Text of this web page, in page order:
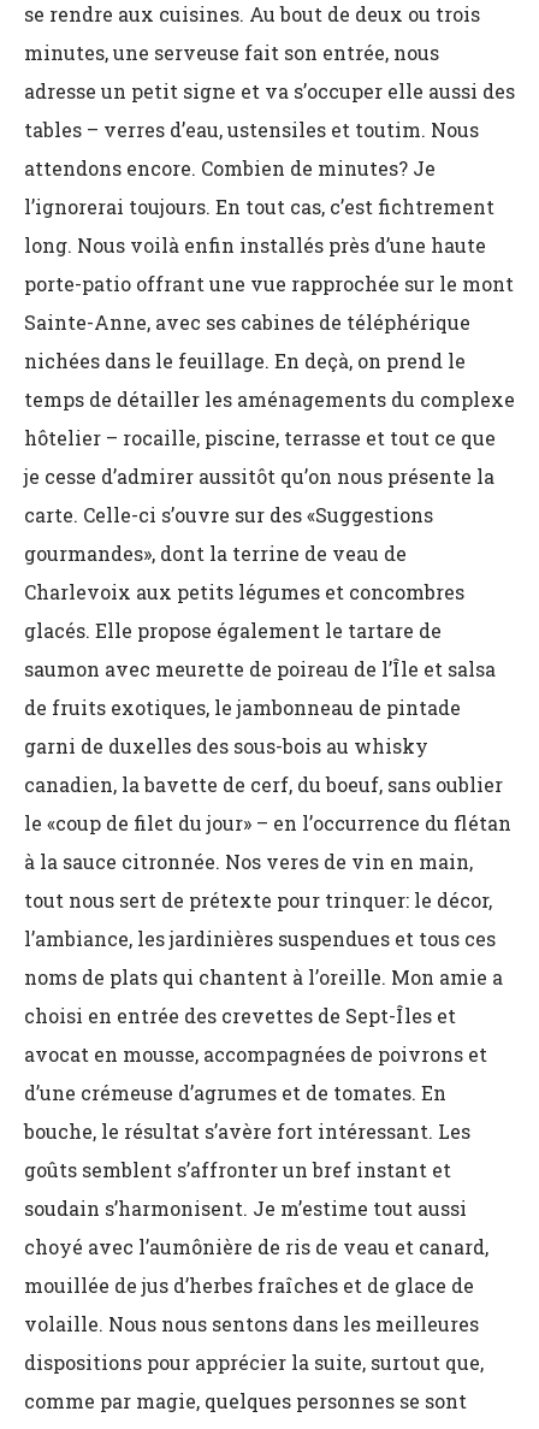
se rendre aux cuisines. Au bout de deux ou trois
minutes, une serveuse fait son entrée, nous
adresse un petit signe et va s’occuper elle aussi des
tables – verres d’eau, ustensiles et toutim. Nous
attendons encore. Combien de minutes? Je
l’ignorerai toujours. En tout cas, c’est fichtrement
long. Nous voilà enfin installés près d’une haute
porte-patio offrant une vue rapprochée sur le mont
Sainte-Anne, avec ses cabines de téléphérique
nichées dans le feuillage. En deçà, on prend le
temps de détailler les aménagements du complexe
hôtelier – rocaille, piscine, terrasse et tout ce que
je cesse d’admirer aussitôt qu’on nous présente la
carte. Celle-ci s’ouvre sur des «Suggestions
gourmandes», dont la terrine de veau de
Charlevoix aux petits légumes et concombres
glacés. Elle propose également le tartare de
saumon avec meurette de poireau de l’Île et salsa
de fruits exotiques, le jambonneau de pintade
garni de duxelles des sous-bois au whisky
canadien, la bavette de cerf, du boeuf, sans oublier
le «coup de filet du jour» – en l’occurrence du flétan
à la sauce citronnée. Nos veres de vin en main,
tout nous sert de prétexte pour trinquer: le décor,
l’ambiance, les jardinières suspendues et tous ces
noms de plats qui chantent à l’oreille. Mon amie a
choisi en entrée des crevettes de Sept-Îles et
avocat en mousse, accompagnées de poivrons et
d’une crémeuse d’agrumes et de tomates. En
bouche, le résultat s’avère fort intéressant. Les
goûts semblent s’affronter un bref instant et
soudain s’harmonisent. Je m’estime tout aussi
choyé avec l’aumônière de ris de veau et canard,
mouillée de jus d’herbes fraîches et de glace de
volaille. Nous nous sentons dans les meilleures
dispositions pour apprécier la suite, surtout que,
comme par magie, quelques personnes se sont